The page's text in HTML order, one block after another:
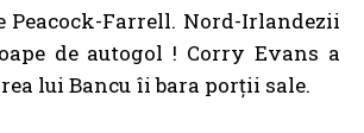
Peacock-Farrell. Nord-Irlandezii
de autogol ! Corry Evans a
lui Bancu îi bara porții sale.